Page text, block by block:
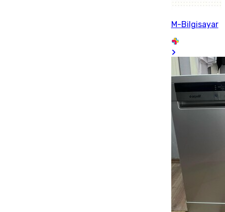
M-Bilgisayar